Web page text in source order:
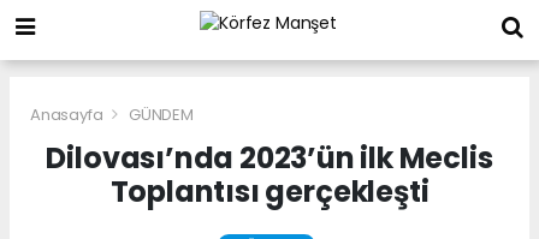
Anasayfa GÜNDEM
Dilovası’nda 2023’ün ilk Meclis
Toplantısı gerçekleşti